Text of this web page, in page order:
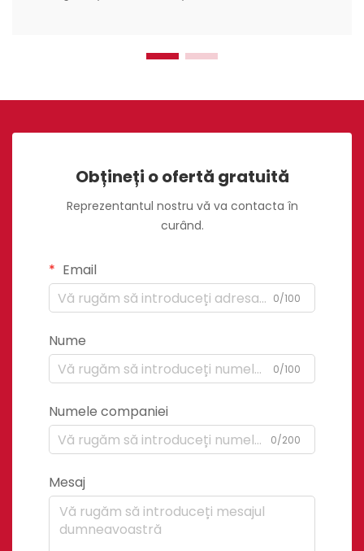
Obțineți o ofertă gratuită
Reprezentantul nostru vă va contacta în
curând.
Email
0/100
Nume
0/100
Numele companiei
0/200
Mesaj